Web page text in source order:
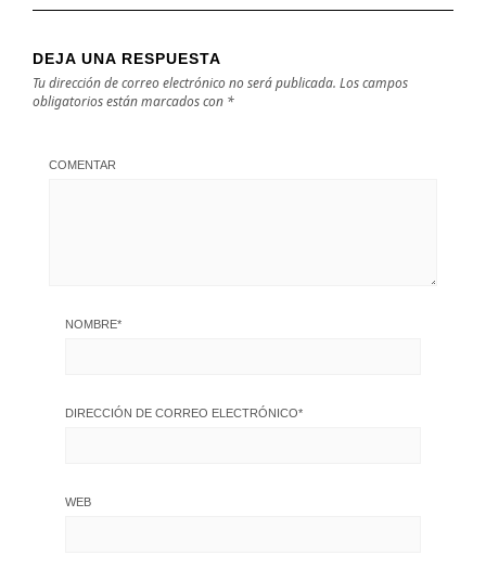
DEJA UNA RESPUESTA
Tu dirección de correo electrónico no será publicada. Los campos
obligatorios están marcados con *
COMENTAR
NOMBRE*
DIRECCIÓN DE CORREO ELECTRÓNICO*
WEB